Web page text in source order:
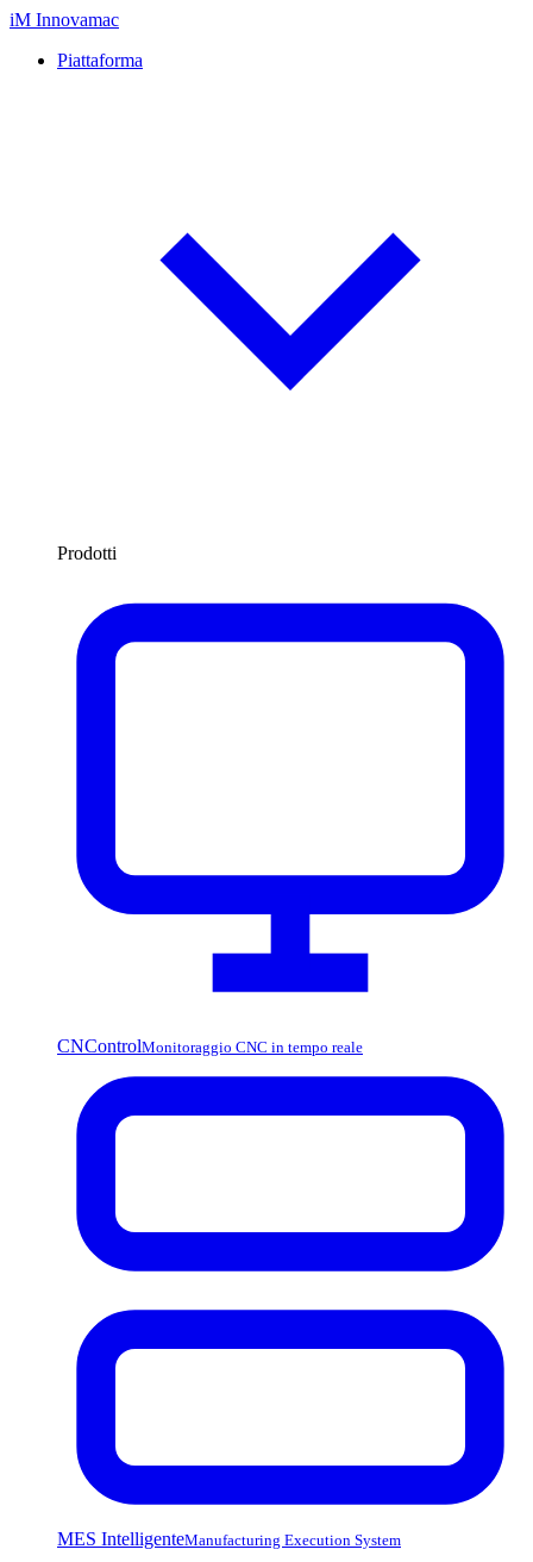
iM Innovamac
Piattaforma
Prodotti
CNControlMonitoraggio CNC in tempo reale
MES IntelligenteManufacturing Execution System